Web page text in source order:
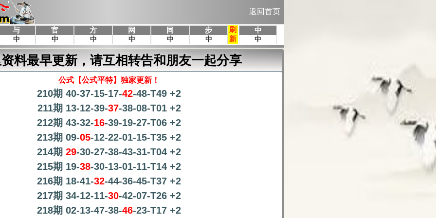
返回首页
料最早更新，请互相转告和朋友一起分享
公式【公式平特】独家更新！
210期 40-37-15-17-42-48-T49 +2
211期 13-12-39-37-38-08-T01 +2
212期 43-32-16-39-19-27-T06 +2
213期 09-05-12-22-01-15-T35 +2
214期 29-30-27-38-43-31-T04 +2
215期 19-38-30-13-01-11-T14 +2
216期 18-41-32-44-36-45-T37 +2
217期 34-12-11-30-42-07-T26 +2
218期 02-13-47-38-46-23-T17 +2